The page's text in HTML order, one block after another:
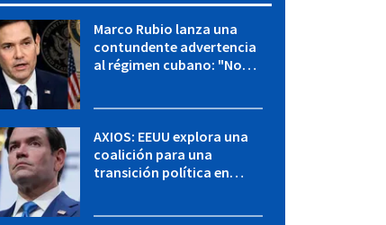
Marco Rubio lanza una
contundente advertencia
al régimen cubano: "No
AXIOS: EEUU explora una
coalición para una
transición política en